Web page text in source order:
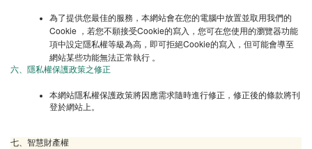
為了提供您最佳的服務，本網站會在您的電腦中放置並取用我們的
Cookie ，若您不願接受Cookie的寫入，您可在您使用的瀏覽器功能
項中設定隱私權等級為高，即可拒絕Cookie的寫入，但可能會導至
網站某些功能無法正常執行 。
六、隱私權保護政策之修正
本網站隱私權保護政策將因應需求隨時進行修正，修正後的條款將刊
登於網站上。
七、智慧財產權